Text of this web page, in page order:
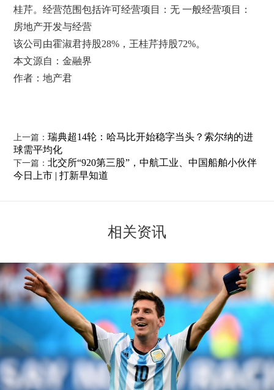
桂芹。经营范围包括许可经营项目：无 一般经营项目：
房地产开发与经营
该公司由霍淑君持股28%，王桂芹持股72%。
本文源自：金融界
作者：地产君
上一篇：瑞典超14轮：哈马比开始稳字当头？索尔纳的进
球需平均化
下一篇：北交所“920第三股”，中航工业、中国船舶小伙伴
今日上市 | 打新早知道
相关资讯